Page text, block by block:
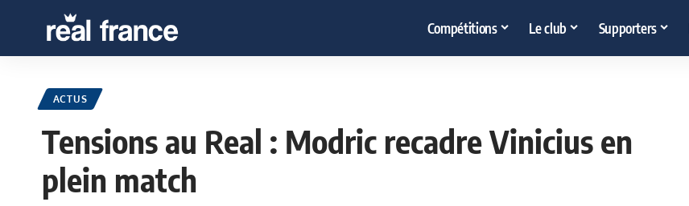
Compétitions Le club Supporters
ACTUS
Tensions au Real : Modric recadre Vinicius en
plein match